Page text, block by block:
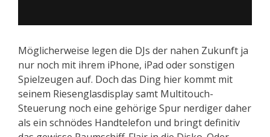
Möglicherweise legen die DJs der nahen Zukunft ja
nur noch mit ihrem iPhone, iPad oder sonstigen
Spielzeugen auf. Doch das Ding hier kommt mit
seinem Riesenglasdisplay samt Multitouch-
Steuerung noch eine gehörige Spur nerdiger daher
als ein schnödes Handtelefon und bringt definitiv